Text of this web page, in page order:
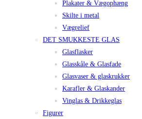
Plakater & Vægophæng
Skilte i metal
Vægrelief
DET SMUKKESTE GLAS
Glasflasker
Glasskåle & Glasfade
Glasvaser & glaskrukker
Karafler & Glaskander
Vinglas & Drikkeglas
Figurer